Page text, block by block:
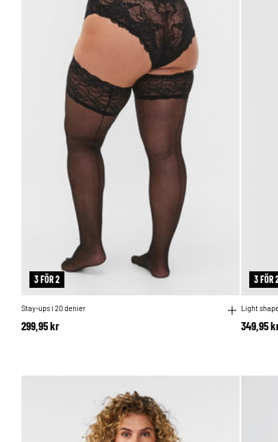
3 FÖR 2
Stay-ups i 20 denier
299,95 kr
3 FÖR
Light
349,95